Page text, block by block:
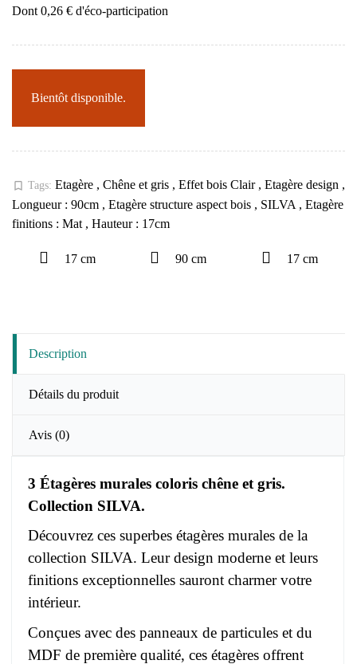
Dont 0,26 € d'éco-participation
Bientôt disponible.
bookmark_border Tags: Etagère , Chêne et gris , Effet bois Clair , Etagère design ,
Longueur : 90cm , Etagère structure aspect bois , SILVA , Etagère
finitions : Mat , Hauteur : 17cm
17 cm 90 cm 17 cm
Description
Détails du produit
Avis (0)
3 Étagères murales coloris chêne et gris.
Collection SILVA.
Découvrez ces superbes étagères murales de la
collection SILVA. Leur design moderne et leurs
finitions exceptionnelles sauront charmer votre
intérieur.
Conçues avec des panneaux de particules et du
MDF de première qualité, ces étagères offrent